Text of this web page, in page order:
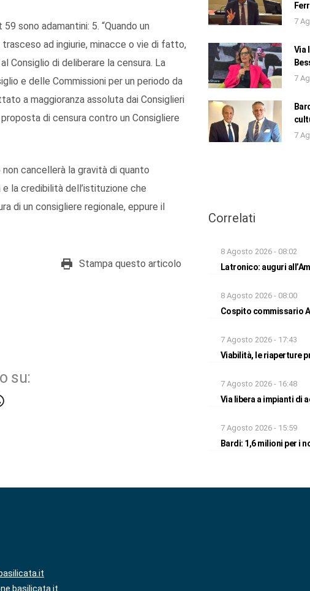
sono adamantini: 5. “Quando un
ad ingiurie, minacce o vie di fatto,
Consiglio di deliberare la censura. La
e delle Commissioni per un periodo da
a maggioranza assoluta dai Consiglieri
di censura contro un Consigliere
cancellerà la gravità di quanto
la credibilità dell’istituzione che
di un consigliere regionale, eppure il
Stampa questo articolo
su:
7
Via
7
7
Correlati
8 Agosto 2026 - 08:02
Latronico: auguri
8 Agosto 2026 - 08:00
Cospito commissario
7 Agosto 2026 - 17:43
Viabilità, le riaperture
7 Agosto 2026 - 16:48
Via libera a impianti di
7 Agosto 2026 - 15:59
Bardi: 1,6 milioni per i